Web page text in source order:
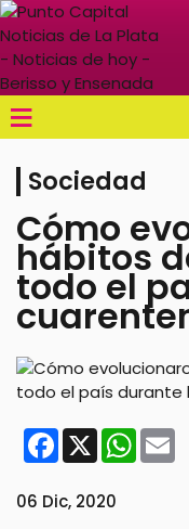
≡
Sociedad
Cómo
hábitos
todo el
Facebook
X
06 Dic, 2020